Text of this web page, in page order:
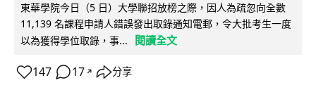
東華學院今日（5 日）大學聯招放榜之際，因人為疏忽向全數
11,139 名課程申請人錯誤發出取錄通知電郵，令大批考生一度
以為獲得學位取錄，事...
閱讀全文
147 17 ↗ 分享